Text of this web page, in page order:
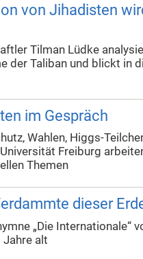
von Jihadisten
Tilman Lüdke
der Taliban und blickt in
im Gespräch
Wahlen, Higgs-
Freiburg
Themen
dieser
„Die Internationale“
alt